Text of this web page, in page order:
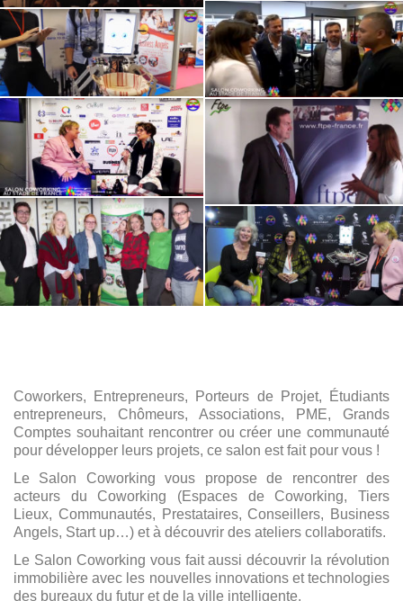
Coworkers, Entrepreneurs, Porteurs de Projet, Étudiants
entrepreneurs, Chômeurs, Associations, PME, Grands
Comptes souhaitant rencontrer ou créer une communauté
pour développer leurs projets, ce salon est fait pour vous !
Le Salon Coworking vous propose de rencontrer des
acteurs du Coworking (Espaces de Coworking, Tiers
Lieux, Communautés, Prestataires, Conseillers, Business
Angels, Start up…) et à découvrir des ateliers collaboratifs.
Le Salon Coworking vous fait aussi découvrir la révolution
immobilière avec les nouvelles innovations et technologies
des bureaux du futur et de la ville intelligente.